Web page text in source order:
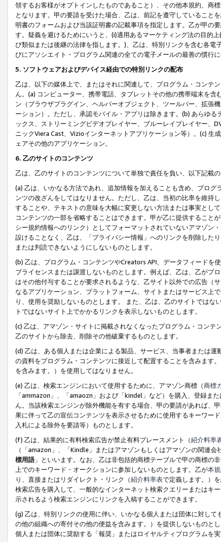
領するお客様がオプトインしたものであること）、その他本規約、商
となります。甲の要請を受けた場合、乙は、前記を遵守していること
明書のフォームおよび当該証明書の記載事項を指定します。乙が甲の
す。疑義を避けるためにいうと、(i)適用あるマーケティング法の目的
び類似または後継の法律を指します。)、乙は、特別リンクを含む各
びにアソシエイト・プログラム関連の全ての電子メールの最善の慣行
5. ソフトウェアおよびデバイス経由での特別リンクの配布
乙は、以下の媒体上で、またはそれに関連して、プログラム・コンテ
ん。(a) コンピューター、携帯電話、タブレットその他の携帯端末を
ン（ブラウザプラグイン、ヘルパーオブジェクト、ツールバー、拡張
ーション）。ただし、承認モバイル・アプリは除きます。(b) あらゆ
ックス、ストリーミングビデオプレイヤー、ブルーレイプレイヤー、
ニックViera Cast、Vizioインターネットアプリケーション等）。(c)
ェアその他のアプリケーション。
6. 乙のサイトのコンテンツ
乙は、乙のサイトのコンテンツについて単独で責任を負い、以下記載
(a) 乙は、いかなる方法であれ、追加情報を加えることも含め、プロ
ンツの改ざんをしてはなりません。ただし、乙は、当初の比率を維持
することや、テキストの意味を大幅に変更しない方法または事実とし
コンテンツの一部を省略することはできます。甲が乙に提供すること
シー規約情報へのリンク）としてフォーマットされていないアマゾン
設けることなく、乙は、「プライバシー情報」へのリンクを削除した
または判読できないようにしないものとします。
(b) 乙は、プログラム・コンテンツやCreators API、データフィード
ブライセンスまたは譲渡しないものとします。例えば、乙は、乙がプ
はその他付与することが要求されるような、乙サイト以外での広告（
なるアプリケーション、プラットフォーム、サイトまたはサービス上
り、使用を奨励しないものとします。 また、乙は、乙のサイトでは
トではないサイト上でかかるリンクを表示しないものとします。
(c) 乙は、アマゾン・サイトに掲載されなくなったプログラム・コン
乙のサイトから除去、削除その他破棄するものとします。
(d) 乙は、ある個人または企業による製品、サービス、当事者または
の資料をプログラム・コンテンツに接近して配置することを含みます
を含みます。）を使用してはなりません。
(e) 乙は、検索エンジンにおいて使用するために、アマゾン商標（商標
「ammazon」、「amaozn」および「kindel」など）を購入、登録ま
ん。当該検索エンジンが除外機能を有する場合、甲の要請があれば、
果に伴って乙の宣伝コンテンツを表示させるために使用するキーワー
入札による除外を要請等）ものとします。
(f) 乙は、結果的に有料検索広告が禁止有料プレースメント（紹介料率
（「amazon」、「Kindle」またはアマゾンもしくはアマゾンの関連
標用語」といいます。なお、乙は非包括的商標テーブルで甲の商標の
上でのキーワード・オークションに参加しないものとします。乙が本
り、直接またはリダイレクト・リンク（紹介料率表で定義します。）
検索広告を購入して、一般的なインターネット検索クエリーまたはキ
示されるよう検索エンジンにリンクを入稿することができます。
(g) 乙は、特別リンクの使用に伴い、いかなる個人または団体に対し
の他の組織への寄付その他の便益を含みます。）を提供しないものと
個人または団体に奨励する「報奨」またはロイヤルティプログラムを